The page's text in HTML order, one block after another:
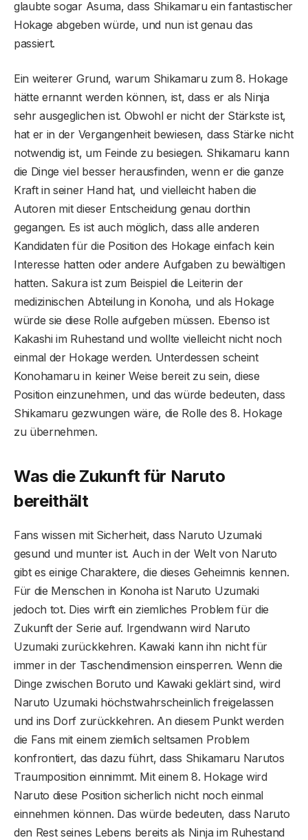
glaubte sogar Asuma, dass Shikamaru ein fantastischer
Hokage abgeben würde, und nun ist genau das
passiert.
Ein weiterer Grund, warum Shikamaru zum 8. Hokage
hätte ernannt werden können, ist, dass er als Ninja
sehr ausgeglichen ist. Obwohl er nicht der Stärkste ist,
hat er in der Vergangenheit bewiesen, dass Stärke nicht
notwendig ist, um Feinde zu besiegen. Shikamaru kann
die Dinge viel besser herausfinden, wenn er die ganze
Kraft in seiner Hand hat, und vielleicht haben die
Autoren mit dieser Entscheidung genau dorthin
gegangen. Es ist auch möglich, dass alle anderen
Kandidaten für die Position des Hokage einfach kein
Interesse hatten oder andere Aufgaben zu bewältigen
hatten. Sakura ist zum Beispiel die Leiterin der
medizinischen Abteilung in Konoha, und als Hokage
würde sie diese Rolle aufgeben müssen. Ebenso ist
Kakashi im Ruhestand und wollte vielleicht nicht noch
einmal der Hokage werden. Unterdessen scheint
Konohamaru in keiner Weise bereit zu sein, diese
Position einzunehmen, und das würde bedeuten, dass
Shikamaru gezwungen wäre, die Rolle des 8. Hokage
zu übernehmen.
Was die Zukunft für Naruto
bereithält
Fans wissen mit Sicherheit, dass Naruto Uzumaki
gesund und munter ist. Auch in der Welt von Naruto
gibt es einige Charaktere, die dieses Geheimnis kennen.
Für die Menschen in Konoha ist Naruto Uzumaki
jedoch tot. Dies wirft ein ziemliches Problem für die
Zukunft der Serie auf. Irgendwann wird Naruto
Uzumaki zurückkehren. Kawaki kann ihn nicht für
immer in der Taschendimension einsperren. Wenn die
Dinge zwischen Boruto und Kawaki geklärt sind, wird
Naruto Uzumaki höchstwahrscheinlich freigelassen
und ins Dorf zurückkehren. An diesem Punkt werden
die Fans mit einem ziemlich seltsamen Problem
konfrontiert, das dazu führt, dass Shikamaru Narutos
Traumposition einnimmt. Mit einem 8. Hokage wird
Naruto diese Position sicherlich nicht noch einmal
einnehmen können. Das würde bedeuten, dass Naruto
den Rest seines Lebens bereits als Ninja im Ruhestand